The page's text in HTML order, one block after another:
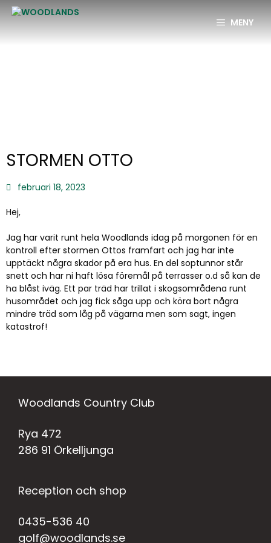
MENY
STORMEN OTTO
februari 18, 2023
Hej,
Jag har varit runt hela Woodlands idag på morgonen för en
kontroll efter stormen Ottos framfart och jag har inte
upptäckt några skador på era hus. En del soptunnor står
snett och har ni haft lösa föremål på terrasser o.d så kan de
ha blåst iväg. Ett par träd har trillat i skogsområdena runt
husområdet och jag fick såga upp och köra bort några
mindre träd som låg på vägarna men som sagt, ingen
katastrof!
Woodlands Country Club
Rya 472
286 91 Örkelljunga
Reception och shop
0435-536 40
golf@woodlands.se